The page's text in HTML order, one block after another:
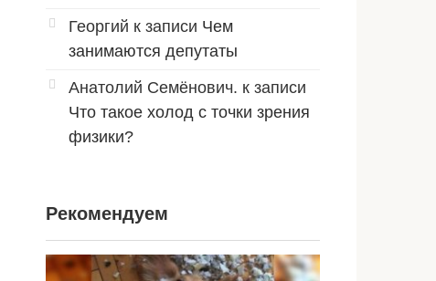
Георгий к записи Чем
занимаются депутаты
Анатолий Семёнович. к записи
Что такое холод с точки зрения
физики?
Рекомендуем